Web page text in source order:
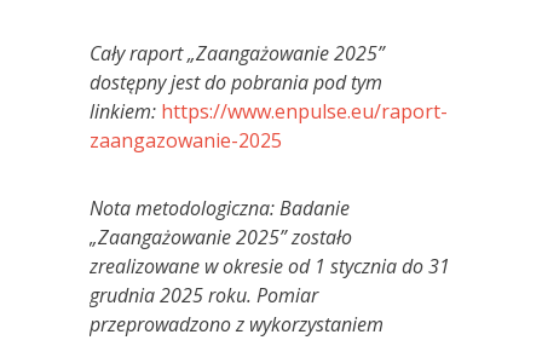
Cały raport „Zaangażowanie 2025”
dostępny jest do pobrania pod tym
linkiem: https://www.enpulse.eu/raport-
zaangazowanie-2025
Nota metodologiczna: Badanie
„Zaangażowanie 2025” zostało
zrealizowane w okresie od 1 stycznia do 31
grudnia 2025 roku. Pomiar
przeprowadzono z wykorzystaniem